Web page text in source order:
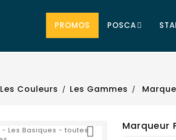
PROMOS POSCA
Les Couleurs Les Gammes
 Marqueur